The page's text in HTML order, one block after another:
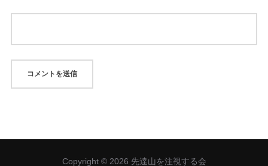
Copyright © 2026 先達山を注視する会